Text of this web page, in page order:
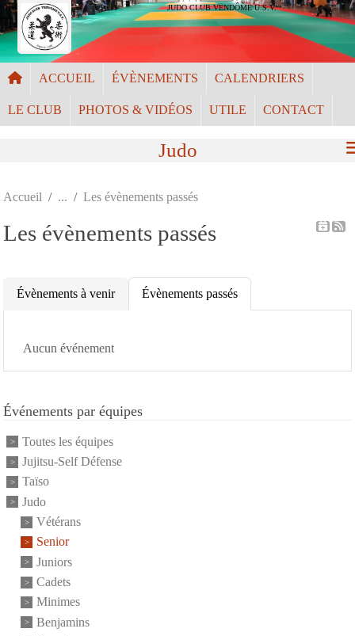
JUDO CLUB VENDÔME U.S.V.
ACCUEIL ÉVÈNEMENTS CALENDRIERS
LE CLUB PHOTOS & VIDÉOS UTILE CONTACT
Judo
Accueil Les évènements passés
Les évènements passés
Évènements à venir Évènements passés
Aucun événement
Événements par équipes
Toutes les équipes
Jujitsu-Self Défense
Taïso
Judo
Vétérans
Senior
Juniors
Cadets
Minimes
Benjamins
Panneau de gestion des cookies